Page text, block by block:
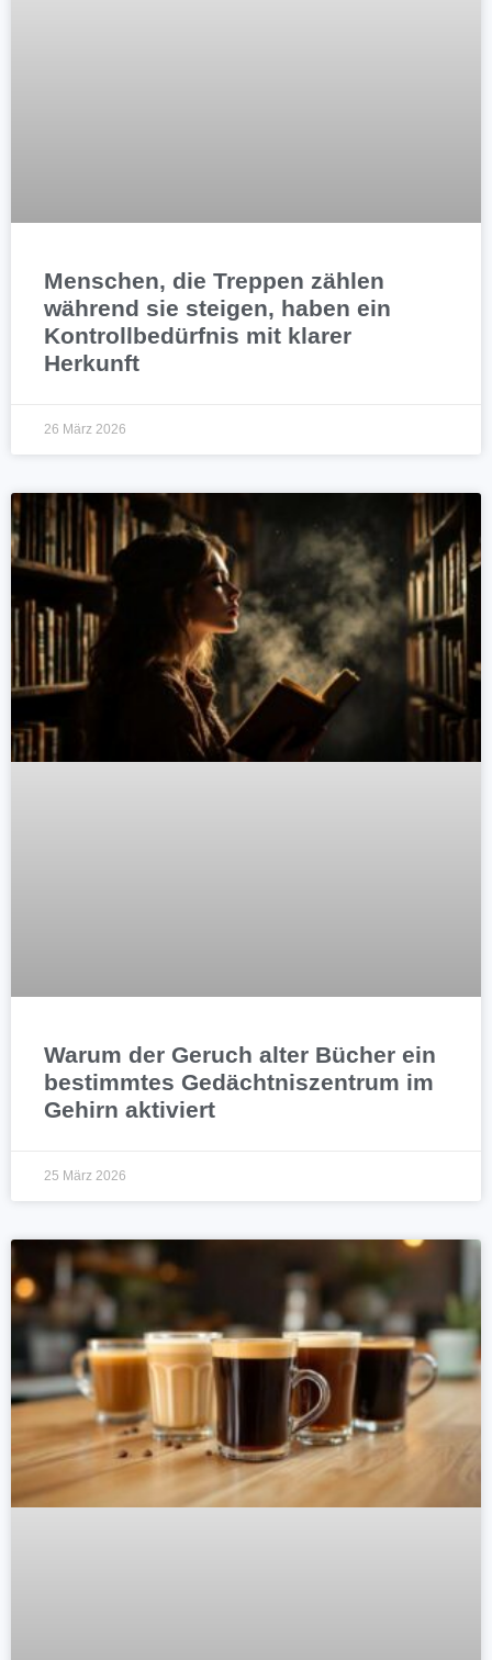
Menschen, die Treppen zählen
während sie steigen, haben ein
Kontrollbedürfnis mit klarer
Herkunft
26 März 2026
Warum der Geruch alter Bücher ein
bestimmtes Gedächtniszentrum im
Gehirn aktiviert
25 März 2026